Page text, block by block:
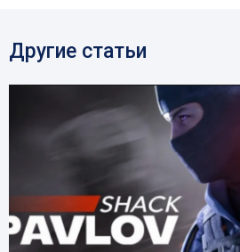
Другие статьи